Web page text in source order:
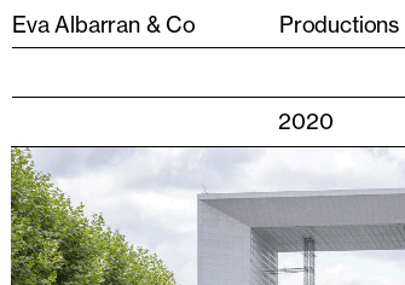
Eva Albarran & Co Productions
2020